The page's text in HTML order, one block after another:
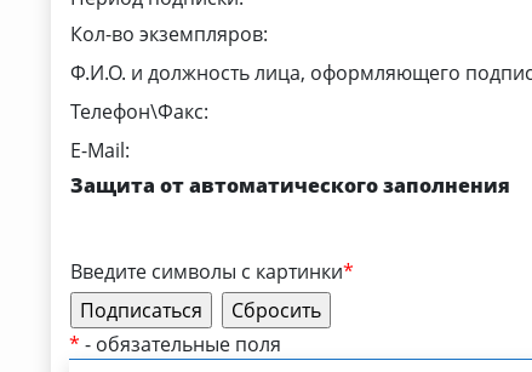
Кол-во экземпляров:
Ф.И.О. и должность лица, оформляющего
Телефон\Факс:
E-Mail:
Защита от автоматического заполнения
Введите символы с картинки*
* - обязательные поля